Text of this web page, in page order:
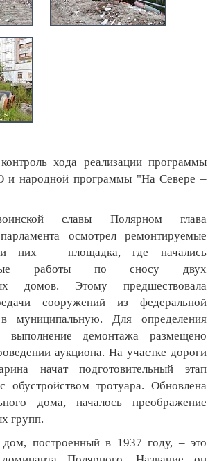
хода реализации программы
и народной программы "На Севере –
славы Полярном глава
осмотрел ремонтируемые
них – площадка, где начались
работы по сносу двух
домов. Этому предшествовала
сооружений из федеральной
в муниципальную. Для определения
выполнение демонтажа размещено
аукциона. На участке дороги
начат подготовительный этап
обустройством тротуара. Обновлена
дома, началось преображение
групп.
построенный в 1937 году, – это